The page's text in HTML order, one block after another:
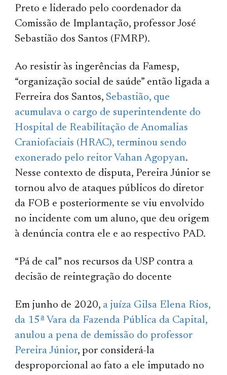
Preto e liderado pelo coordenador da
Comissão de Implantação, professor José
Sebastião dos Santos (FMRP).
Ao resistir às ingerências da Famesp,
“organização social de saúde” então ligada a
Ferreira dos Santos,Sebastião, que
acumulava o cargo de superintendente do
Hospital de Reabilitação de Anomalias
Craniofaciais (HRAC), terminou sendo
exonerado pelo reitor Vahan Agopyan.
Nesse contexto de disputa, Pereira Júnior se
tornou alvo de ataques públicos do diretor
da FOB e posteriormente se viu envolvido
no incidente com um aluno, que deu origem
à denúncia contra ele e ao respectivo PAD.
“Pá de cal” nos recursos da USP contra a
decisão de reintegração do docente
Em junho de 2020, a juíza Gilsa Elena Rios,
da 15ª Vara da Fazenda Pública da Capital,
anulou a pena de demissão do professor
Pereira Júnior, por considerá-la
desproporcional ao fato a ele imputado no